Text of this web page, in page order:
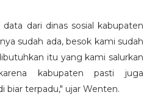
dari dinas sosial kabupaten
sudah ada, besok kami sudah
itu yang kami salurkan
kabupaten pasti juga
biar terpadu," ujar Wenten.